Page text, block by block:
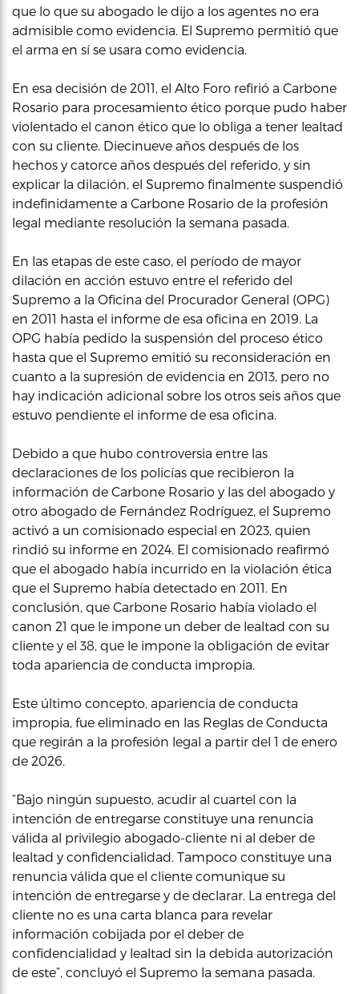
que lo que su abogado le dijo a los agentes no era
admisible como evidencia. El Supremo permitió que
el arma en sí se usara como evidencia.
En esa decisión de 2011, el Alto Foro refirió a Carbone
Rosario para procesamiento ético porque pudo haber
violentado el canon ético que lo obliga a tener lealtad
con su cliente. Diecinueve años después de los
hechos y catorce años después del referido, y sin
explicar la dilación, el Supremo finalmente suspendió
indefinidamente a Carbone Rosario de la profesión
legal mediante resolución la semana pasada.
En las etapas de este caso, el período de mayor
dilación en acción estuvo entre el referido del
Supremo a la Oficina del Procurador General (OPG)
en 2011 hasta el informe de esa oficina en 2019. La
OPG había pedido la suspensión del proceso ético
hasta que el Supremo emitió su reconsideración en
cuanto a la supresión de evidencia en 2013, pero no
hay indicación adicional sobre los otros seis años que
estuvo pendiente el informe de esa oficina.
Debido a que hubo controversia entre las
declaraciones de los policías que recibieron la
información de Carbone Rosario y las del abogado y
otro abogado de Fernández Rodríguez, el Supremo
activó a un comisionado especial en 2023, quien
rindió su informe en 2024. El comisionado reafirmó
que el abogado había incurrido en la violación ética
que el Supremo había detectado en 2011. En
conclusión, que Carbone Rosario había violado el
canon 21 que le impone un deber de lealtad con su
cliente y el 38, que le impone la obligación de evitar
toda apariencia de conducta impropia.
Este último concepto, apariencia de conducta
impropia, fue eliminado en las Reglas de Conducta
que regirán a la profesión legal a partir del 1 de enero
de 2026.
“Bajo ningún supuesto, acudir al cuartel con la
intención de entregarse constituye una renuncia
válida al privilegio abogado-cliente ni al deber de
lealtad y confidencialidad. Tampoco constituye una
renuncia válida que el cliente comunique su
intención de entregarse y de declarar. La entrega del
cliente no es una carta blanca para revelar
información cobijada por el deber de
confidencialidad y lealtad sin la debida autorización
de este”, concluyó el Supremo la semana pasada.